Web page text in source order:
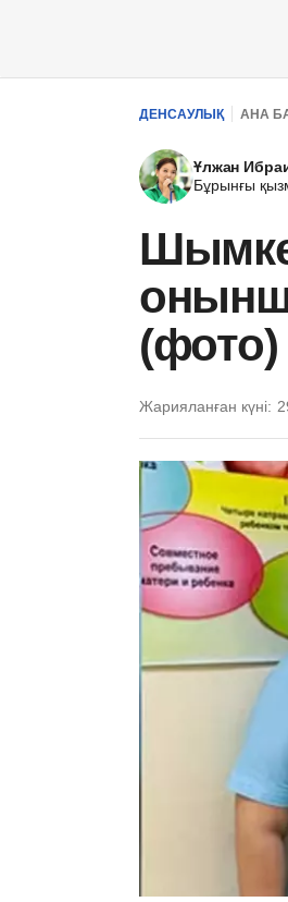
ДЕНСАУЛЫҚ АНА
Ұлжан
Бұрынғы
(фото)
Жарияланған күні: